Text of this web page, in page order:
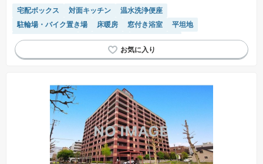
宅配ボックス 対面キッチン
温水洗浄便座
駐輪場・バイク置き場
床暖房 窓付き浴室
平坦地
システムキッチン
閑静な住宅地
エレベーター
モニター付きインターホン
陽当り良好